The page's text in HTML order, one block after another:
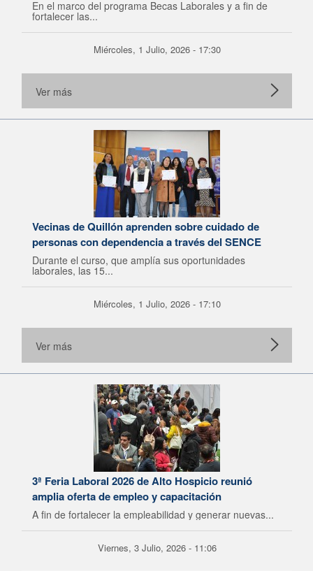
En el marco del programa Becas Laborales y a fin de
fortalecer las...
Miércoles, 1 Julio, 2026 - 17:30
Ver más
Vecinas de Quillón aprenden sobre cuidado de
personas con dependencia a través del SENCE
Durante el curso, que amplía sus oportunidades
laborales, las 15...
Miércoles, 1 Julio, 2026 - 17:10
Ver más
3ª Feria Laboral 2026 de Alto Hospicio reunió
amplia oferta de empleo y capacitación
A fin de fortalecer la empleabilidad y generar nuevas...
Viernes, 3 Julio, 2026 - 11:06